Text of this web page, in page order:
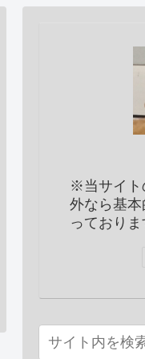
※当サイト
外なら基
っており